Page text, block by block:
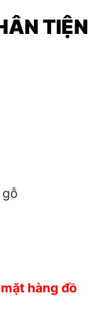
TIỆN
hàng đồ